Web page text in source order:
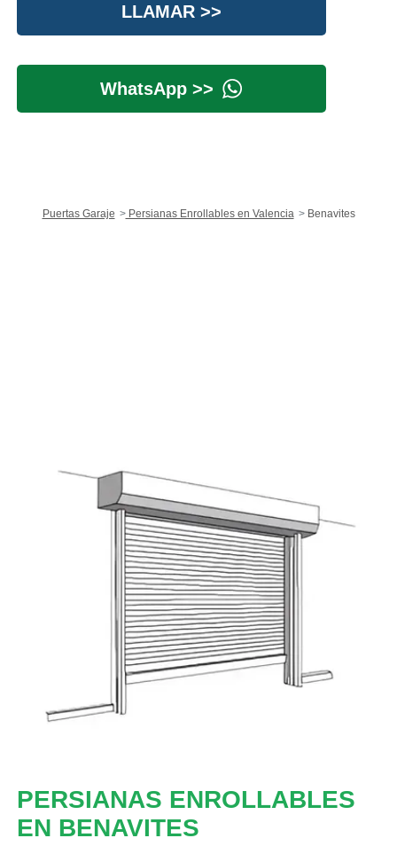
LLAMAR >>
WhatsApp >>
Puertas Garaje Persianas Enrollables en Valencia Benavites
PERSIANAS ENROLLABLES
EN BENAVITES